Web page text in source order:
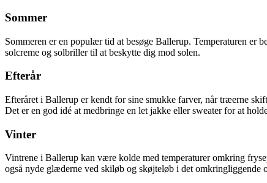
Sommer
Sommeren er en populær tid at besøge Ballerup. Temperaturen er
solcreme og solbriller til at beskytte dig mod solen.
Efterår
Efteråret i Ballerup er kendt for sine smukke farver, når træerne
Det er en god idé at medbringe en let jakke eller sweater for at
Vinter
Vintrene i Ballerup kan være kolde med temperaturer omkring
også nyde glæderne ved skiløb og skøjteløb i det omkringliggende